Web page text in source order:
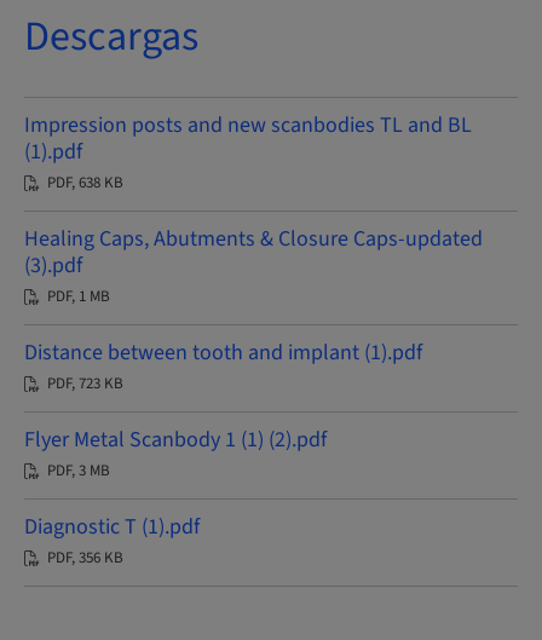
Descargas
Impression posts and new scanbodies TL and BL
(1).pdf
PDF, 638 KB
Healing Caps, Abutments & Closure Caps-updated
(3).pdf
PDF, 1 MB
Distance between tooth and implant (1).pdf
PDF, 723 KB
Flyer Metal Scanbody 1 (1) (2).pdf
PDF, 3 MB
Diagnostic T (1).pdf
PDF, 356 KB